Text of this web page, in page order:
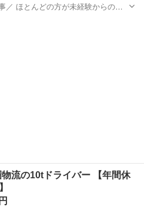
のス
流の10tドライバー 【年間休